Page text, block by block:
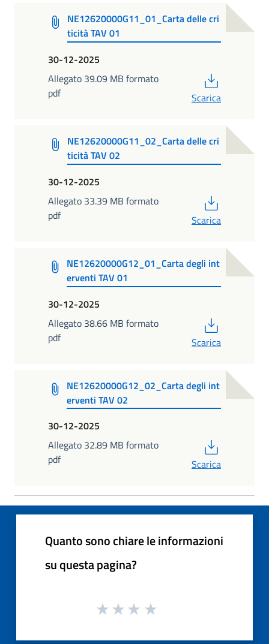
NE12620000G11_01_Carta delle cri
ticità TAV 01
30-12-2025
Allegato 39.09 MB formato
pdf
Scarica
NE12620000G11_02_Carta delle cri
ticità TAV 02
30-12-2025
Allegato 33.39 MB formato
pdf
Scarica
NE12620000G12_01_Carta degli int
erventi TAV 01
30-12-2025
Allegato 38.66 MB formato
pdf
Scarica
NE12620000G12_02_Carta degli int
erventi TAV 02
30-12-2025
Allegato 32.89 MB formato
pdf
Scarica
Quanto sono chiare le informazioni
su questa pagina?